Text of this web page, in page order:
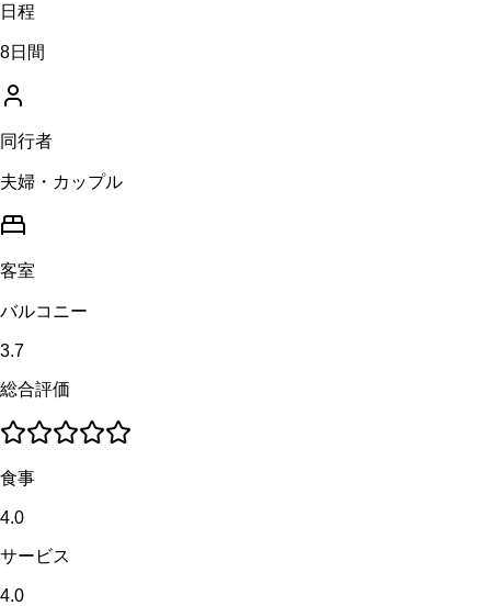
日程
8日間
同行者
夫婦・カップル
客室
バルコニー
3.7
総合評価
食事
4.0
サービス
4.0